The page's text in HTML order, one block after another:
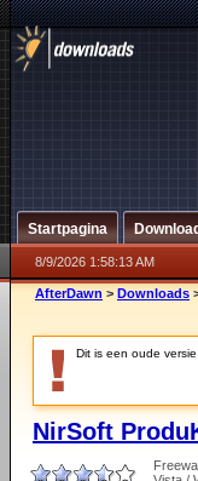
Startpagina
8/9/2026 1:58:13 AM
AfterDawn > Downloads
Dit is een oude
NirSoft